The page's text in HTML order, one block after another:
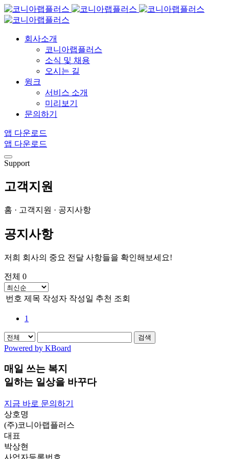
회사소개
코니아랩플러스
소식 및 채용
오시는 길
윙크
서비스 소개
미리보기
문의하기
앱 다운로드
앱 다운로드
Support
고객지원
홈 · 고객지원 · 공지사항
공지사항
저희 회사의 중요 전달 사항들을 확인해보세요!
전체 0
번호 제목 작성자 작성일 추천 조회
1
검색
Powered by KBoard
매일 쓰는 복지
일하는 일상을 바꾸다
지금 바로 문의하기
상호명
(주)코니아랩플러스
대표
박상현
사업자등록번호